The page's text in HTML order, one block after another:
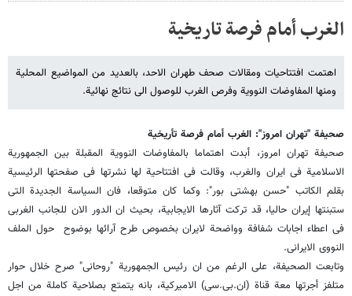
الغرب أمام فرصة تاریخیة
اهتمت افتتاحیات ومقالات صحف طهران الاحد، بالعدید من المواضیع المحلیة
ومنها المفاوضات النوویة وفرص الغرب للوصول الى نتائج نهائیة.
صحیفة "تهران امروز": الغرب أمام فرصة تأریخیة
صحیفة تهران امروز، أبدت اهتماما بالمفاوضات النوویة المقبلة بین الجمهوریة
الاسلامیة فی ایران والغرب، وقالت فی افتتاحیة لها نشرتها فی صفحتها الرئیسیة
بقلم الکاتب "حسن بهشتی بور": وکما کان متوقعا، فان السیاسة الجدیدة التی
ستبنتها إیران حالیا، قد ترکت آثارها الایجابیة، بحیث ان الدور الان للجانب الغربی
فی اعطاء اجابات شفافة وواضحة لایران بخصوص طرح آرائها بوضوح حول الملف
النووی الایرانی.
وتابعت الصحیفة، على الرغم من ان رئیس الجمهوریة "روحانی" صرح خلال حوار
متلفز أجرتها معة قناة (ان.بی.سی) الامیرکیة، بانه یتمتع بصلاحیة کاملة من اجل